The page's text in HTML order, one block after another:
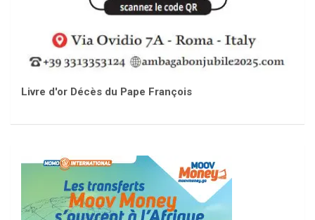
Livre d'or Décès du Pape François